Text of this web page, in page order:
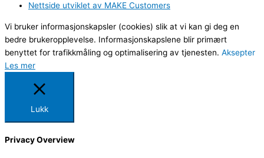
Nettside utviklet av MAKE Customers
Vi bruker informasjonskapsler (cookies) slik at vi kan gi deg en
bedre brukeropplevelse. Informasjonskapslene blir primært
benyttet for trafikkmåling og optimalisering av tjenesten. Aksepter
Les mer
Lukk
Privacy Overview